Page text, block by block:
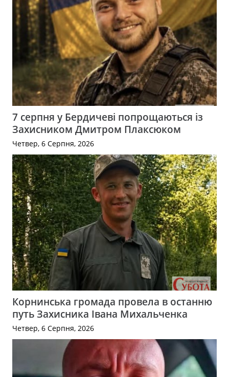
7 серпня у Бердичеві попрощаються із
Захисником Дмитром Плаксюком
Четвер, 6 Серпня, 2026
Корнинська громада провела в останню
путь Захисника Івана Михальченка
Четвер, 6 Серпня, 2026